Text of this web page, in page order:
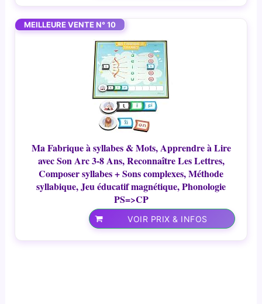
MEILLEURE VENTE N° 10
Ma Fabrique à syllabes & Mots, Apprendre à Lire
avec Son Arc 3-8 Ans, Reconnaître Les Lettres,
Composer syllabes + Sons complexes, Méthode
syllabique, Jeu éducatif magnétique, Phonologie
PS=>CP
VOIR PRIX & INFOS